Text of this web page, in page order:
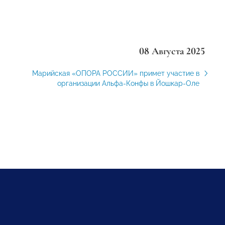
08 Августа 2025
Марийская «ОПОРА РОССИИ» примет участие в
организации Альфа-Конфы в Йошкар-Оле